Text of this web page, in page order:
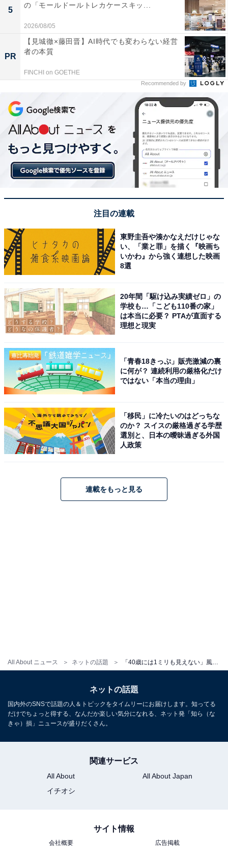
All About ニュース ネットの話題
5
の「モールドールトレカケースキッ...
2026/08/05
PR
【見城徹×藤田晋】AI時代でも変わらない経営
者の本質
FINCHI on GOETHE
Recommended by
注目の連載
東野圭吾や湊かなえだけじゃな
い、「業と罪」を描く『映画ち
いかわ』から強く連想した映画
8選
20年間「駆け込み実績ゼロ」の
学校も…「こども110番の家」
は本当に必要？ PTAが直面する
理想と現実
「青春18きっぷ」販売激減の裏
に何が？ 連続利用の厳格化だけ
ではない「本当の理由」
「移民」に冷たいのはどっちな
のか？ スイスの厳格過ぎる学歴
選別と、日本の曖昧過ぎる外国
人政策
連載をもっと見る
ネットの話題
国内外のSNSで話題の人＆トピックをタイムリーにお届けします。知ってる
だけでちょっと得する、なんだか楽しい気分になれる、ネット発「知ら（な
きゃ）損」ニュースが盛りだくさん。
関連サービス
All About
All About Japan
イチオシ
サイト情報
会社概要 広告掲載